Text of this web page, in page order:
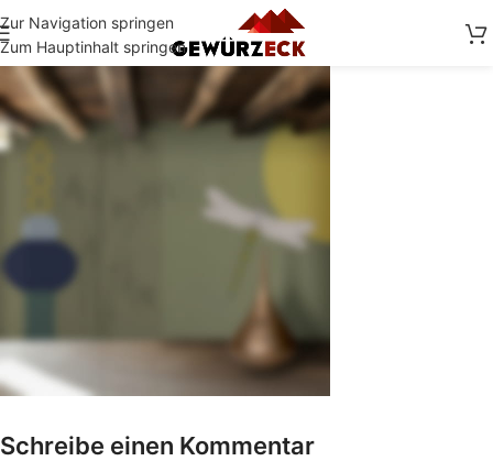
Zur Navigation springen
Zum Hauptinhalt springen
Schreibe einen Kommentar